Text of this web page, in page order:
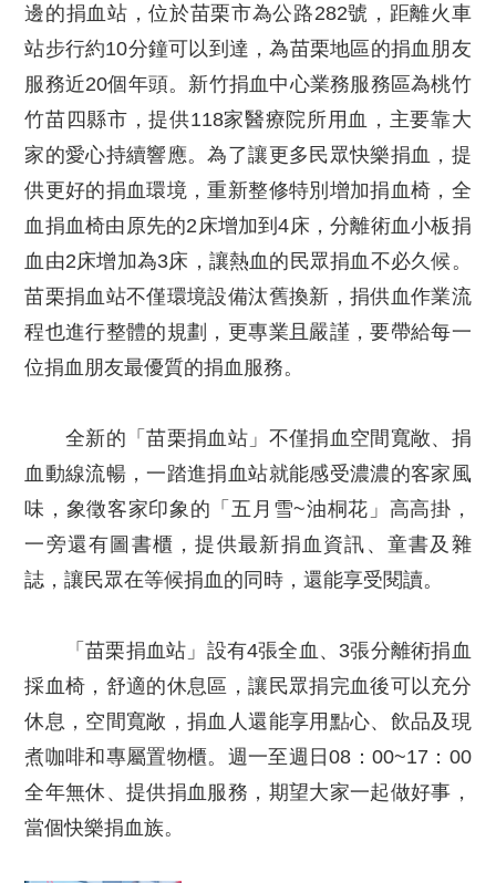
邊的捐血站，位於苗栗市為公路282號，距離火車
站步行約10分鐘可以到達，為苗栗地區的捐血朋友
服務近20個年頭。新竹捐血中心業務服務區為桃竹
竹苗四縣市，提供118家醫療院所用血，主要靠大
家的愛心持續響應。為了讓更多民眾快樂捐血，提
供更好的捐血環境，重新整修特別增加捐血椅，全
血捐血椅由原先的2床增加到4床，分離術血小板捐
血由2床增加為3床，讓熱血的民眾捐血不必久候。
苗栗捐血站不僅環境設備汰舊換新，捐供血作業流
程也進行整體的規劃，更專業且嚴謹，要帶給每一
位捐血朋友最優質的捐血服務。
全新的「苗栗捐血站」不僅捐血空間寬敞、捐
血動線流暢，一踏進捐血站就能感受濃濃的客家風
味，象徵客家印象的「五月雪~油桐花」高高掛，
一旁還有圖書櫃，提供最新捐血資訊、童書及雜
誌，讓民眾在等候捐血的同時，還能享受閱讀。
「苗栗捐血站」設有4張全血、3張分離術捐血
採血椅，舒適的休息區，讓民眾捐完血後可以充分
休息，空間寬敞，捐血人還能享用點心、飲品及現
煮咖啡和專屬置物櫃。週一至週日08：00~17：00
全年無休、提供捐血服務，期望大家一起做好事，
當個快樂捐血族。